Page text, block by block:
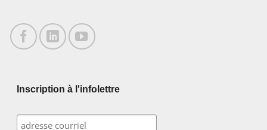
Inscription à l'infolettre